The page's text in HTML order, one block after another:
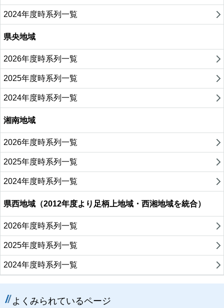
2024年度時系列一覧
県央地域
2026年度時系列一覧
2025年度時系列一覧
2024年度時系列一覧
湘南地域
2026年度時系列一覧
2025年度時系列一覧
2024年度時系列一覧
県西地域（2012年度より足柄上地域・西湘地域を統合）
2026年度時系列一覧
2025年度時系列一覧
2024年度時系列一覧
よくみられているページ